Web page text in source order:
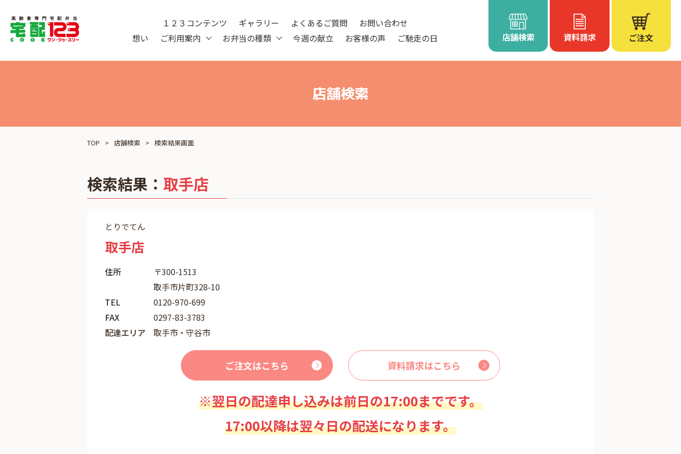
想い ご利用案内 お弁当の種類 今週の献立 お客様の声 ご馳走の日
１２３コンテンツ ギャラリー よくあるご質問
お問い合わせ
店舗検索
資料請求 ご注文
店舗検索
TOP 店舗検索 検索結果画面
検索結果： 取手店
とりでてん
取手店
住所
〒300-1513
取手市片町328-10
TEL
0120-970-699
FAX
0297-83-3783
配達エリア
取手市・守谷市
ご注文はこちら 資料請求はこちら
※翌日の配達申し込みは前日の17:00までです。
17:00以降は翌々日の配送になります。